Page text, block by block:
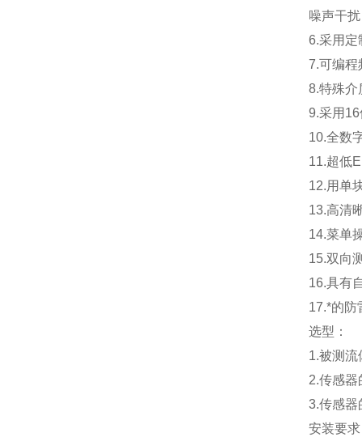
噪声干
6.采用定
7.可编程
8.特殊介
9.采用
10.全数
11.超低
12.用单
13.高清
14.菜单
15.双向
16.具有
17.*的防
选型：
1.被测流
2.传感器
3.传感器
安装要